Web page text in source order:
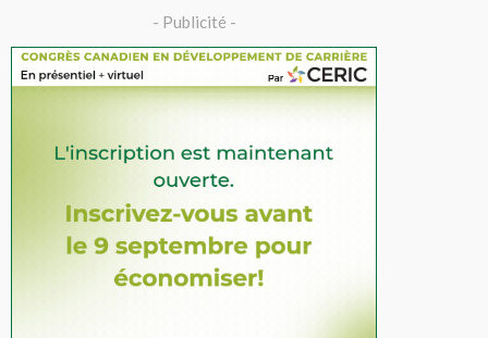
- Publicité -